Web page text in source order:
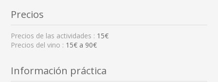
Precios
Precios de las actividades : 15€
Precios del vino : 15€ a 90€
Información práctica